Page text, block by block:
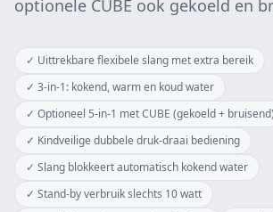
optionele CUBE ook gekoeld en
✓ Uittrekbare flexibele slang met extra bereik
✓ 3-in-1: kokend, warm en koud water
✓ Optioneel 5-in-1 met CUBE (gekoeld + bruisend)
✓ Kindveilige dubbele druk-draai bediening
✓ Slang blokkeert automatisch kokend water
✓ Stand-by verbruik slechts 10 watt